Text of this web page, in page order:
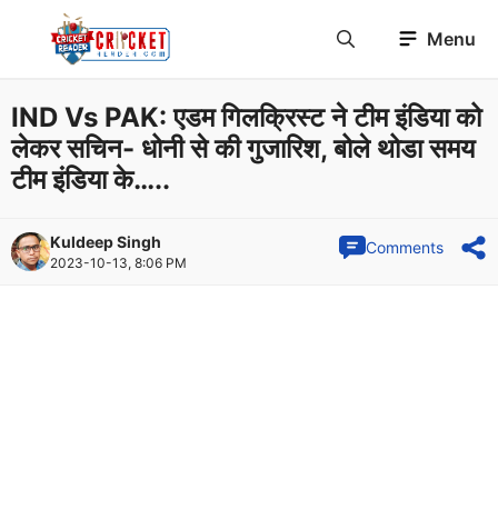
Menu
IND Vs PAK: एडम गिलक्रिस्ट ने टीम इंडिया को
लेकर सचिन- धोनी से की गुजारिश, बोले थोडा समय
टीम इंडिया के…..
Kuldeep Singh
2023-10-13, 8:06 PM
Comments